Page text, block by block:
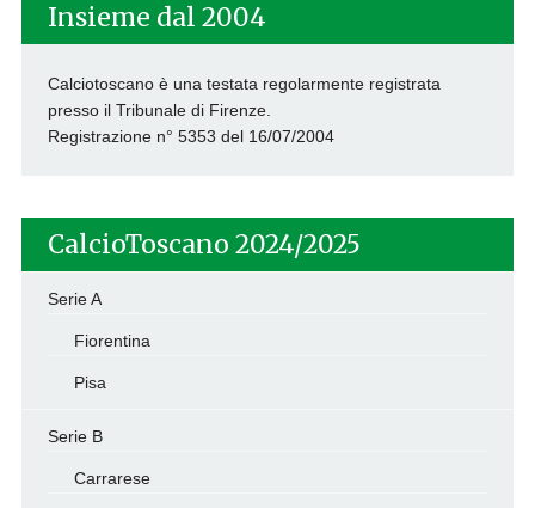
Insieme dal 2004
Calciotoscano è una testata regolarmente registrata
presso il Tribunale di Firenze.
Registrazione n° 5353 del 16/07/2004
CalcioToscano 2024/2025
Serie A
Fiorentina
Pisa
Serie B
Carrarese